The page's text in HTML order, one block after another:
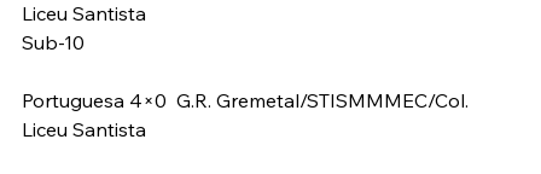
Liceu Santista
Sub-10
Portuguesa 4×0  G.R. Gremetal/STISMMMEC/Col.
Liceu Santista